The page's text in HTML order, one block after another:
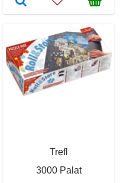
Trefl
3000 Palat